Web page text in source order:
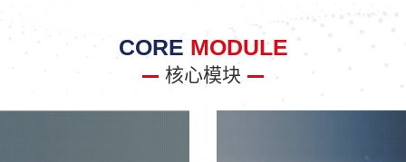
CORE MODULE
核心模块